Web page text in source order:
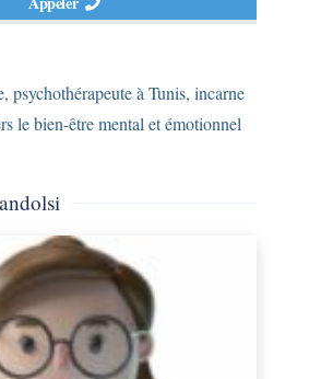
à Tunis, incarne
le bien-être mental et émotionnel